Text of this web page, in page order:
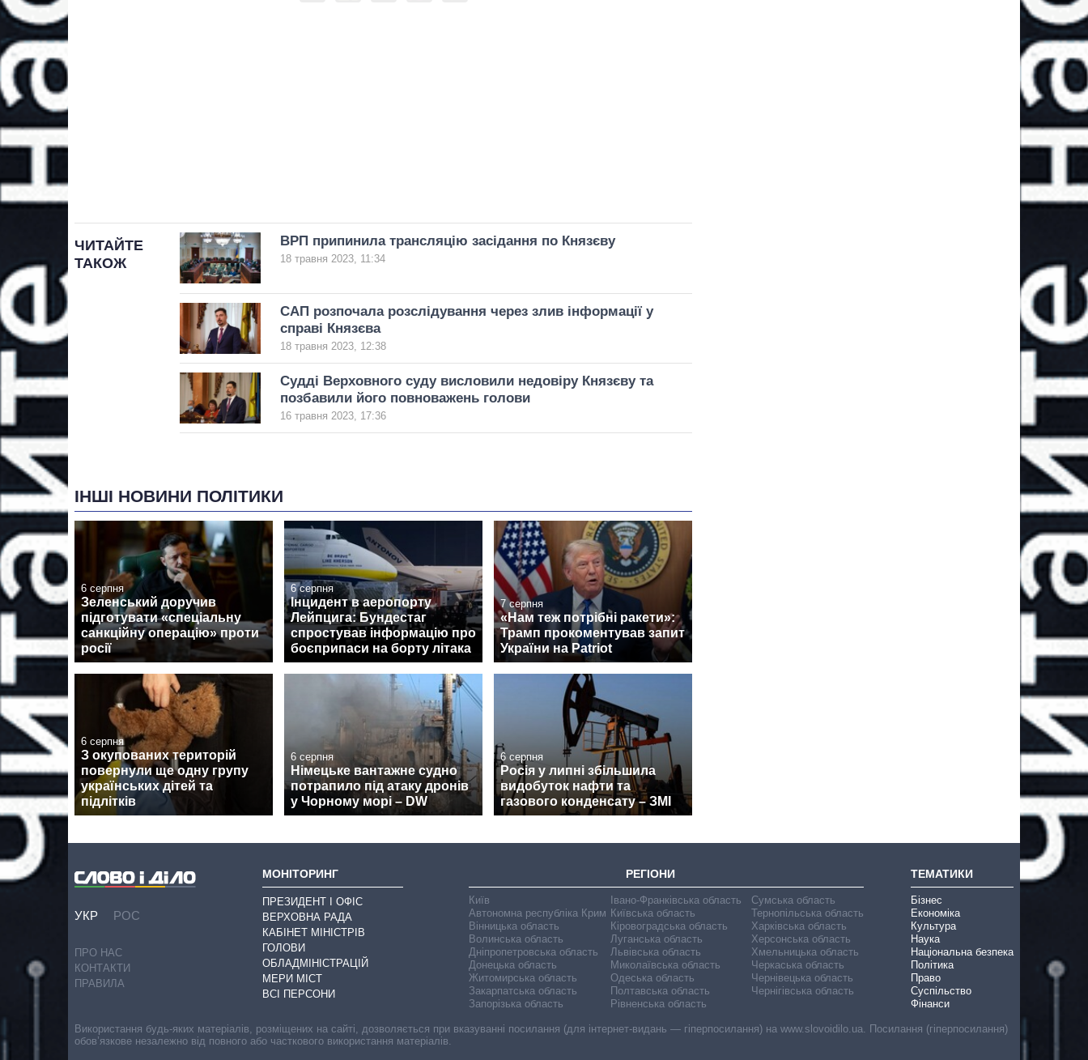
ЧИТАЙТЕ
ТАКОЖ
ВРП припинила трансляцію засідання по Князєву
18 травня 2023, 11:34
САП розпочала розслідування через злив інформації у
справі Князєва
18 травня 2023, 12:38
Судді Верховного суду висловили недовіру Князєву та
позбавили його повноважень голови
16 травня 2023, 17:36
ІНШІ НОВИНИ ПОЛІТИКИ
6 серпня
Зеленський доручив
підготувати «спеціальну
санкційну операцію» проти
росії
6 серпня
Інцидент в аеропорту
Лейпцига: Бундестаг
спростував інформацію про
боєприпаси на борту літака
7 серпня
«Нам теж потрібні ракети»:
Трамп прокоментував запит
України на Patriot
6 серпня
З окупованих територій
повернули ще одну групу
українських дітей та
підлітків
6 серпня
Німецьке вантажне судно
потрапило під атаку дронів
у Чорному морі – DW
6 серпня
Росія у липні збільшила
видобуток нафти та
газового конденсату – ЗМІ
УКР РОС
ПРО НАС
КОНТАКТИ
ПРАВИЛА
МОНІТОРИНГ
ПРЕЗИДЕНТ І ОФІС
ВЕРХОВНА РАДА
КАБІНЕТ МІНІСТРІВ
ГОЛОВИ
ОБЛАДМІНІСТРАЦІЙ
МЕРИ МІСТ
ВСІ ПЕРСОНИ
РЕГІОНИ
Київ
Автономна республіка Крим
Вінницька область
Волинська область
Дніпропетровська область
Донецька область
Житомирська область
Закарпатська область
Запорізька область
Івано-Франківська область
Київська область
Кіровоградська область
Луганська область
Львівська область
Миколаївська область
Одеська область
Полтавська область
Рівненська область
Сумська область
Тернопільська область
Харківська область
Херсонська область
Хмельницька область
Черкаська область
Чернівецька область
Чернігівська область
ТЕМАТИКИ
Бізнес
Економіка
Культура
Наука
Національна безпека
Політика
Право
Суспільство
Фінанси
Використання будь-яких матеріалів, розміщених на сайті, дозволяється при вказуванні посилання (для інтернет-видань — гіперпосилання) на www.slovoidilo.ua. Посилання (гіперпосилання)
обов’язкове незалежно від повного або часткового використання матеріалів.